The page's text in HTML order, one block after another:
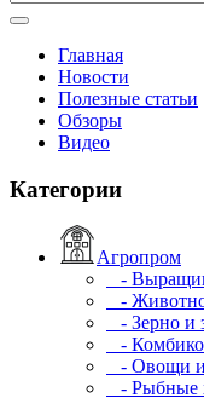
Главная
Новости
Полезные статьи
Обзоры
Видео
Категории
Агропром
-
-
- Зерно и
-
- Овощи
- Рыбные